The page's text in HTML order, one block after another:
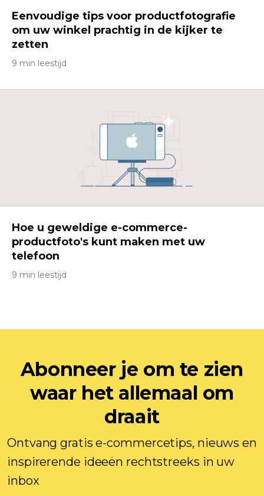
Eenvoudige tips voor productfotografie
om uw winkel prachtig in de kijker te
zetten
9 min leestijd
Hoe u geweldige e-commerce-
productfoto's kunt maken met uw
telefoon
9 min leestijd
Abonneer je om te zien
waar het allemaal om
draait
Ontvang gratis e-commercetips, nieuws en
inspirerende ideeën rechtstreeks in uw
inbox